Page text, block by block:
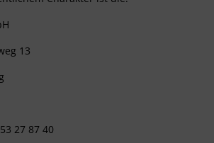
13
27 87 40